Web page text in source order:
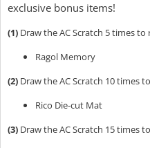
exclusive bonus items!
(1) Draw the AC Scratch 5 times to
Ragol Memory
(2) Draw the AC Scratch 10 times
Rico Die-cut Mat
(3) Draw the AC Scratch 15 times